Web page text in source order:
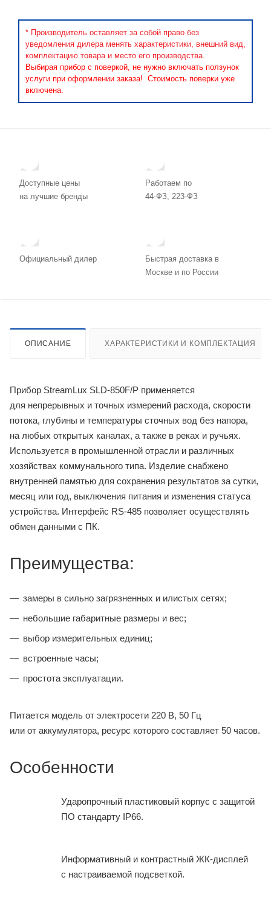
* Производитель оставляет за собой право без
уведомления дилера менять характеристики, внешний вид,
комплектацию товара и место его производства.
Выбирая прибор с поверкой, не нужно включать ползунок
услуги при оформлении заказа! Стоимость поверки уже
включена.
Доступные цены
на лучшие бренды
Работаем по
44-ФЗ, 223-ФЗ
Официальный дилер
Быстрая доставка в
Москве и по России
ОПИСАНИЕ ХАРАКТЕРИСТИКИ И КОМПЛЕКТАЦИЯ
Прибор StreamLux SLD-850F/P применяется
для непрерывных и точных измерений расхода, скорости
потока, глубины и температуры сточных вод без напора,
на любых открытых каналах, а также в реках и ручьях.
Используется в промышленной отрасли и различных
хозяйствах коммунального типа. Изделие снабжено
внутренней памятью для сохранения результатов за сутки,
месяц или год, выключения питания и изменения статуса
устройства. Интерфейс RS-485 позволяет осуществлять
обмен данными с ПК.
Преимущества:
замеры в сильно загрязненных и илистых сетях;
небольшие габаритные размеры и вес;
выбор измерительных единиц;
встроенные часы;
простота эксплуатации.
Питается модель от электросети 220 В, 50 Гц
или от аккумулятора, ресурс которого составляет 50 часов.
Особенности
Ударопрочный пластиковый корпус с защитой
ПО стандарту IP66.
Информативный и контрастный ЖК-дисплей
с настраиваемой подсветкой.